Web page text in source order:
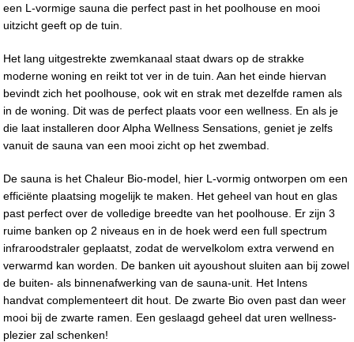
een L-vormige sauna die perfect past in het poolhouse en mooi
uitzicht geeft op de tuin.
Het lang uitgestrekte zwemkanaal staat dwars op de strakke
moderne woning en reikt tot ver in de tuin. Aan het einde hiervan
bevindt zich het poolhouse, ook wit en strak met dezelfde ramen als
in de woning. Dit was de perfect plaats voor een wellness. En als je
die laat installeren door Alpha Wellness Sensations, geniet je zelfs
vanuit de sauna van een mooi zicht op het zwembad.
De sauna is het Chaleur Bio-model, hier L-vormig ontworpen om een
efficiënte plaatsing mogelijk te maken. Het geheel van hout en glas
past perfect over de volledige breedte van het poolhouse. Er zijn 3
ruime banken op 2 niveaus en in de hoek werd een full spectrum
infraroodstraler geplaatst, zodat de wervelkolom extra verwend en
verwarmd kan worden. De banken uit ayoushout sluiten aan bij zowel
de buiten- als binnenafwerking van de sauna-unit. Het Intens
handvat complementeert dit hout. De zwarte Bio oven past dan weer
mooi bij de zwarte ramen. Een geslaagd geheel dat uren wellness-
plezier zal schenken!